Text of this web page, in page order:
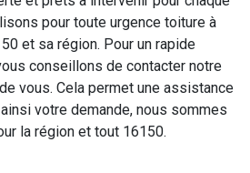
pour toute urgence toiture à
et sa région. Pour un rapide
conseillons de contacter notre
vous. Cela permet une assistance
votre demande, nous sommes
la région et tout 16150.